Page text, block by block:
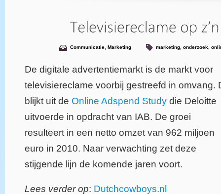
Communicatie, Marketing marketing, onderzoek,
De digitale advertentiemarkt is de markt voor
televisiereclame voorbij gestreefd in omvang.
blijkt uit de Online Adspend Study die Deloitte
uitvoerde in opdracht van IAB. De groei
resulteert in een netto omzet van 962 miljoen
euro in 2010. Naar verwachting zet deze
stijgende lijn de komende jaren voort.
Lees verder op: Dutchcowboys.nl